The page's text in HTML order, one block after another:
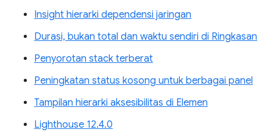
Insight hierarki dependensi jaringan
Durasi, bukan total dan waktu sendiri di Ringkasan
Penyorotan stack terberat
Peningkatan status kosong untuk berbagai panel
Tampilan hierarki aksesibilitas di Elemen
Lighthouse 12.4.0